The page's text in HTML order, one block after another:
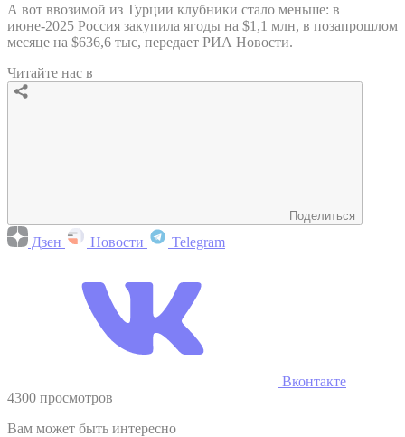
А вот ввозимой из Турции клубники стало меньше: в
июне-2025 Россия закупила ягоды на $1,1 млн, в позапрошлом
месяце на $636,6 тыс, передает РИА Новости.
Читайте нас в
Поделиться
Дзен Новости Telegram
Вконтакте
4300 просмотров
Вам может быть интересно